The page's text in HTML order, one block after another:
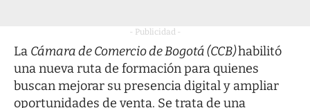
- Publicidad -
La Cámara de Comercio de Bogotá (CCB)habilitó
una nueva ruta de formación para quienes
buscan mejorar su presencia digital y ampliar
oportunidades de venta. Se trata de una